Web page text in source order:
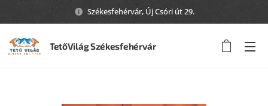
Székesfehérvár, Új Csóri út 29.
TetőVilág Székesfehérvár